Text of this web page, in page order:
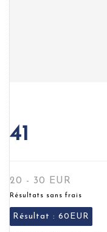
41
20 - 30 EUR
Résultats sans frais
Résultat : 60EUR